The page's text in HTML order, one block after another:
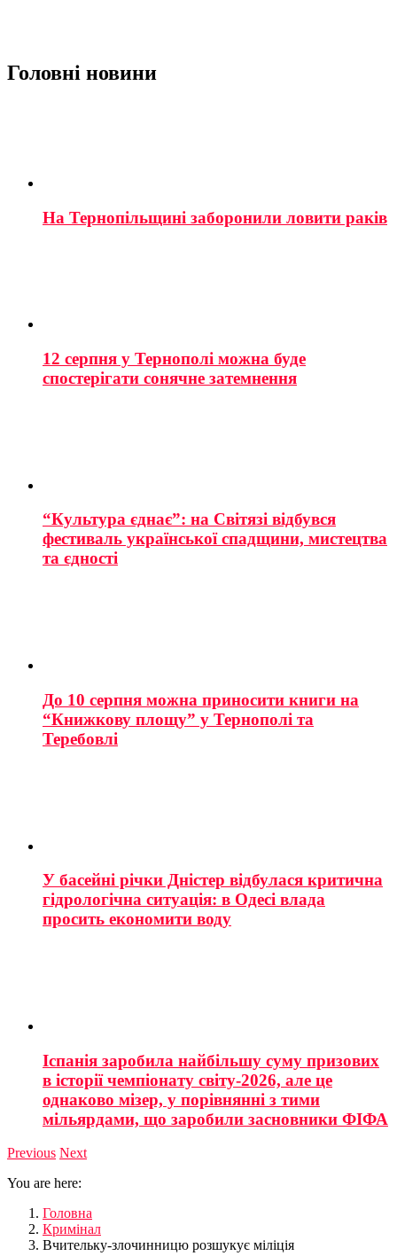
Головні новини
На Тернопільщині заборонили ловити раків
12 серпня у Тернополі можна буде
спостерігати сонячне затемнення
“Культура єднає”: на Світязі відбувся
фестиваль української спадщини, мистецтва
та єдності
До 10 серпня можна приносити книги на
“Книжкову площу” у Тернополі та
Теребовлі
У басейні річки Дністер відбулася критична
гідрологічна ситуація: в Одесі влада
просить економити воду
Іспанія заробила найбільшу суму призових
в історії чемпіонату світу-2026, але це
однаково мізер, у порівнянні з тими
мільярдами, що заробили засновники ФІФА
Previous Next
You are here:
Головна
Кримінал
Вчительку-злочинницю розшукує міліція